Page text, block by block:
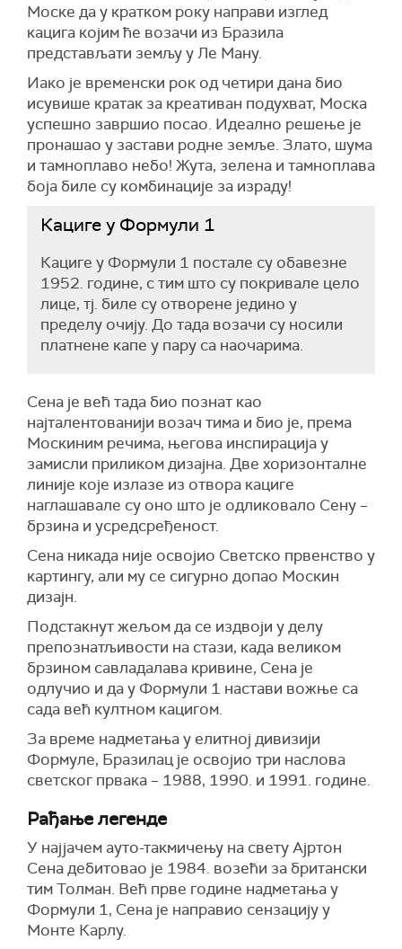
Моске да у кратком року направи изглед
кацига којим ће возачи из Бразила
представљати земљу у Ле Ману.
Иако је временски рок од четири дана био
исувише кратак за креативан подухват, Моска
успешно завршио посао. Идеално решење је
пронашао у застави родне земље. Злато, шума
и тамноплаво небо! Жута, зелена и тамноплава
боја биле су комбинације за израду!
Кациге у Формули 1
Кациге у Формули 1 постале су обавезне
1952. године, с тим што су покривале цело
лице, тј. биле су отворене једино у
пределу очију. До тада возачи су носили
платнене капе у пару са наочарима.
Сена је већ тада био познат као
најталентованији возач тима и био је, према
Москиним речима, његова инспирација у
замисли приликом дизајна. Две хоризонталне
линије које излазе из отвора кациге
наглашавале су оно што је одликовало Сену –
брзина и усредсређеност.
Сена никада није освојио Светско првенство у
картингу, али му се сигурно допао Москин
дизајн.
Подстакнут жељом да се издвоји у делу
препознатљивости на стази, када великом
брзином савладалава кривине, Сена је
одлучио и да у Формули 1 настави вожње са
сада већ култном кацигом.
За време надметања у елитној дивизији
Формуле, Бразилац је освојио три наслова
светског првака – 1988, 1990. и 1991. године.
Рађање легенде
У најјачем ауто-такмичењу на свету Ајртон
Сена дебитовао је 1984. возећи за британски
тим Толман. Већ прве године надметања у
Формули 1, Сена је направио сензацију у
Монте Карлу.